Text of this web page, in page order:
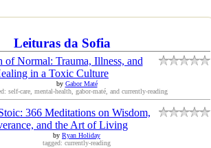
Leituras da Sofia
of Normal: Trauma, Illness, and
in a Toxic Culture
by Gabor Maté
self-care, mental-health, gabor-maté, and currently-reading
366 Meditations on Wisdom,
and the Art of Living
by Ryan Holiday
tagged: currently-reading